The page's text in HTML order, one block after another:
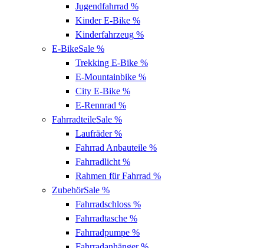
Jugendfahrrad %
Kinder E-Bike %
Kinderfahrzeug %
E-BikeSale %
Trekking E-Bike %
E-Mountainbike %
City E-Bike %
E-Rennrad %
FahrradteileSale %
Laufräder%
Fahrrad Anbauteile %
Fahrradlicht %
Rahmen für Fahrrad %
ZubehörSale %
Fahrradschloss %
Fahrradtasche %
Fahrradpumpe %